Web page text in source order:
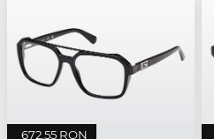
672,55 RON